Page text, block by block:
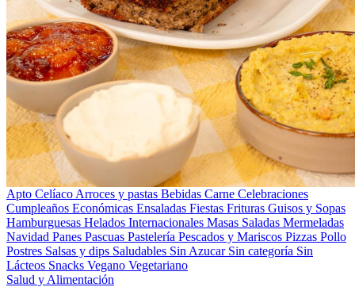
Apto Celíaco Arroces y pastas Bebidas Carne Celebraciones
Cumpleaños Económicas Ensaladas Fiestas Frituras Guisos y Sopas
Hamburguesas Helados Internacionales Masas Saladas Mermeladas
Navidad Panes Pascuas Pastelería Pescados y Mariscos Pizzas Pollo
Postres Salsas y dips Saludables Sin Azucar Sin categoría Sin
Lácteos Snacks Vegano Vegetariano
Salud y Alimentación